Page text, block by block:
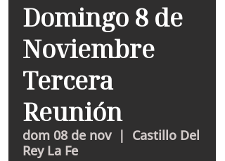
Domingo 8 de
Noviembre
Tercera
Reunión
dom 08 de nov
  |
Castillo Del
Rey La Fe